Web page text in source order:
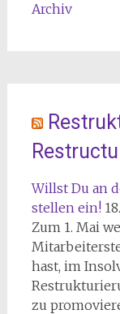
Archiv
Willst Du an
stellen ein!
Zum 1. Mai
hast, im
zu